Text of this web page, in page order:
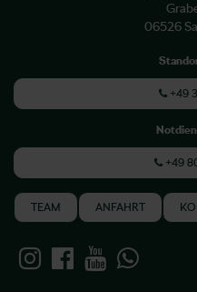
06526
+49
+49
TEAM ANFAHRT